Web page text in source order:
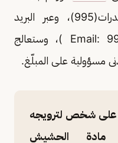
المديرية العامة لمكافحة المخدرات(995)، وعبر البريد
)، وستعالج
مسؤولية على المبلّغ.
على شخص لترويجه
مادة الحشيش